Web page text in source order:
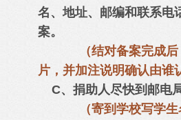
名、地址、邮编和联系电
案。
（结对备案完成
片，并加注说明确认由谁
C、捐助人尽快到邮电
（寄到学校写学